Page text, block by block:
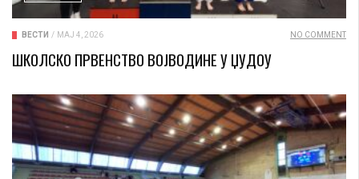
ВЕСТИ / МАЈ 4, 2026 NO COMMENT
ШКОЛСКО ПРВЕНСТВО ВОЈВОДИНЕ У ЏУДОУ